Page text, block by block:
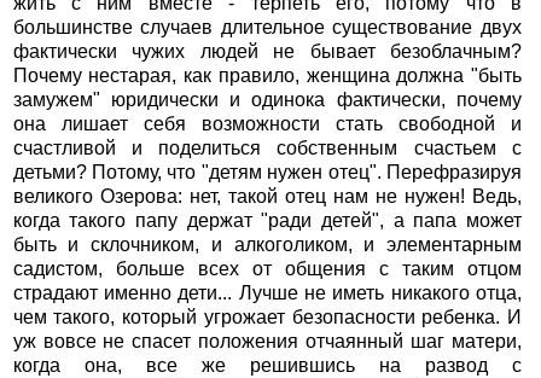
большинстве случаев длительное существование двух
фактически чужих людей не бывает безоблачным?
Почему нестарая, как правило, женщина должна "быть
замужем" юридически и одинока фактически, почему
она лишает себя возможности стать свободной и
счастливой и поделиться собственным счастьем с
детьми? Потому, что "детям нужен отец". Перефразируя
великого Озерова: нет, такой отец нам не нужен! Ведь,
когда такого папу держат "ради детей", а папа может
быть и склочником, и алкоголиком, и элементарным
садистом, больше всех от общения с таким отцом
страдают именно дети... Лучше нe иметь никакого отца,
чем такого, который угрожает безопасности ребенка. И
уж вовсе не спасет положения отчаянный шаг матери,
когда она, все же решившись на развод с